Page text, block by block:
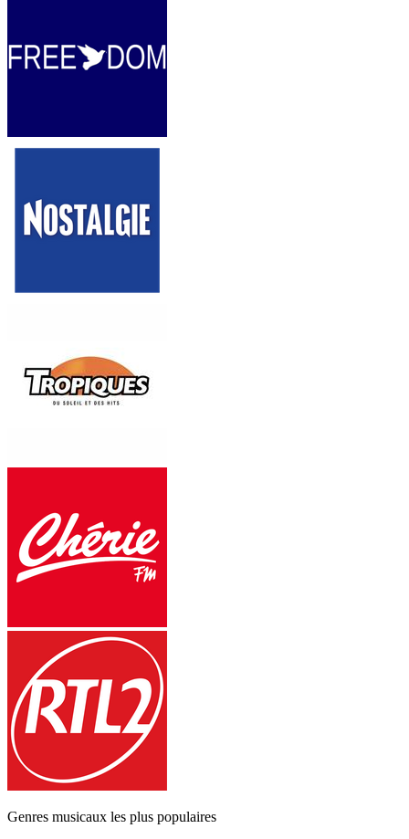
Genres musicaux les plus populaires